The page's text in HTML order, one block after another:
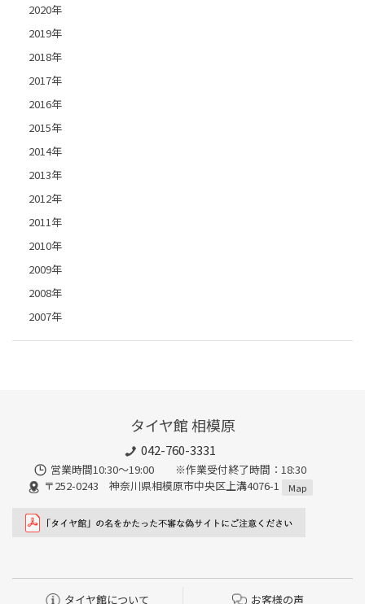
2020年
2019年
2018年
2017年
2016年
2015年
2014年
2013年
2012年
2011年
2010年
2009年
2008年
2007年
タイヤ館 相模原
042-760-3331
営業時間10:30～19:00 ※作業受付終了時間：18:30
〒252-0243 神奈川県相模原市中央区上溝4076-1
Map
タイヤ館について お客様の声